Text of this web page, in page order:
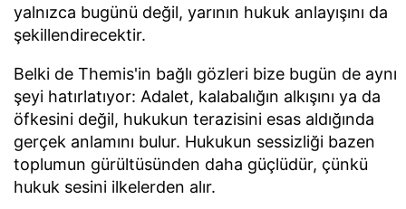
yalnızca bugünü değil, yarının hukuk anlayışını da
şekillendirecektir.
Belki de Themis'in bağlı gözleri bize bugün de aynı
şeyi hatırlatıyor: Adalet, kalabalığın alkışını ya da
öfkesini değil, hukukun terazisini esas aldığında
gerçek anlamını bulur. Hukukun sessizliği bazen
toplumun gürültüsünden daha güçlüdür, çünkü
hukuk sesini ilkelerden alır.